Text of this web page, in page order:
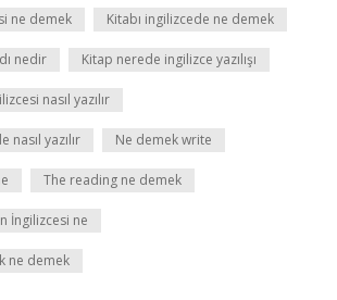
ne demek Kitabı ingilizcede ne demek
nedir Kitap nerede ingilizce yazılışı
nasıl yazılır
nasıl yazılır Ne demek write
The reading ne demek
İngilizcesi ne
ne demek